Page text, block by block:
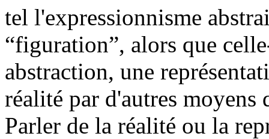
tel l'expressionnisme
“figuration”, alors que
abstraction, une
réalité par d'autres moyens
Parler de la réalité ou la